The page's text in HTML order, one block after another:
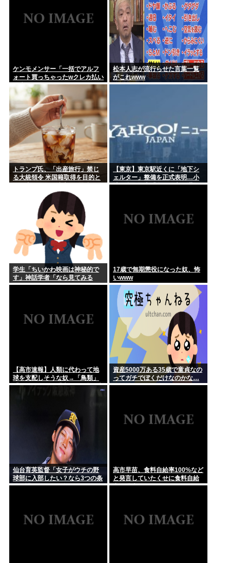
ケンモメンサー「一括でアルフ
ォート買っちゃったwクレカ払い
で来月の俺ごめんねー」銀行
「デビットカードなんで即時引
き落としです」
松本人志が流行らせた言葉一覧
がこれwww
トランプ氏、「出産旅行」禁じ
る大統領令 米国籍取得を目的と
【東京】東京駅近くに「地下シ
ェルター」整備を正式表明…小
池百合子知事「多くの方が滞
学生「ちいかわ映画は神秘的で
す」神話学者「なら見てみる
か…」
17歳で無期懲役になった奴、怖
いwww
【高市速報】人類に代わって地
球を支配しそうな奴→「鳥類」
「タコ・イカ」「麦」の3強に絞
資産5000万ある35歳で童貞なの
ってガチでぼくだけなのかな…
仙台育英監督「女子がウチの野
球部に入部したい？なら3つの条
件を課す。男子に負けないノッ
高市早苗、食料自給率100%など
と発言していたくせに食料自給
率が過去最低になってしまう